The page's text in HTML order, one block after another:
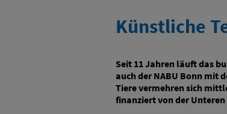
Künstliche
Seit 11 Jahren läuft das
auch der NABU Bonn mit
Tiere vermehren sich
finanziert von der